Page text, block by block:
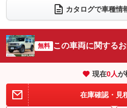
電動リアゲート
：装備なし
サイドカメラ
：装備なし
：装備なし
カタログで車種情
無料 この車両に関する
現在0人が
在庫確認・見